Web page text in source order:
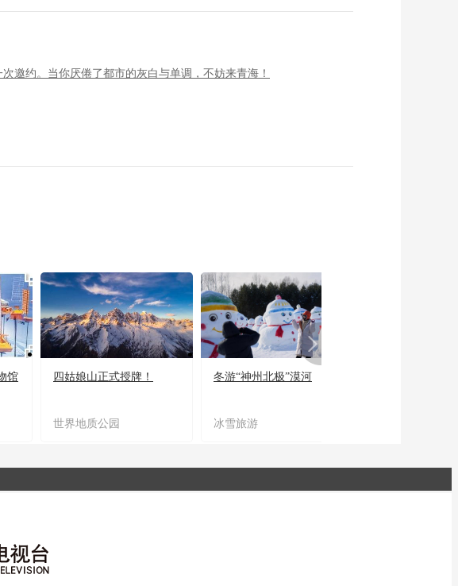
邀约。当你厌倦了都市的灰白与单调，不妨来青海！
馆
四姑娘山正式授牌！
世界地质公园
冬游“神州北极”漠河
冰雪旅游